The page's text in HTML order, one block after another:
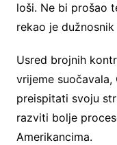
loši. Ne bi prošao
rekao je dužnosnik
Usred brojnih
vrijeme
preispitati svoju
razviti bolje
Amerikancima.